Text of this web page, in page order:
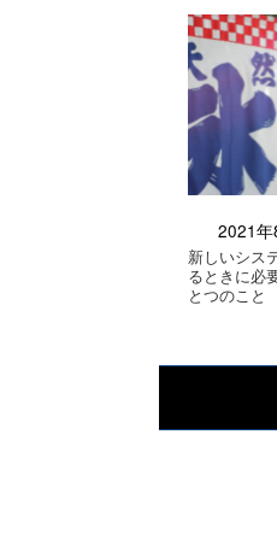
2021
新しいシス
るときに必
とつのこと